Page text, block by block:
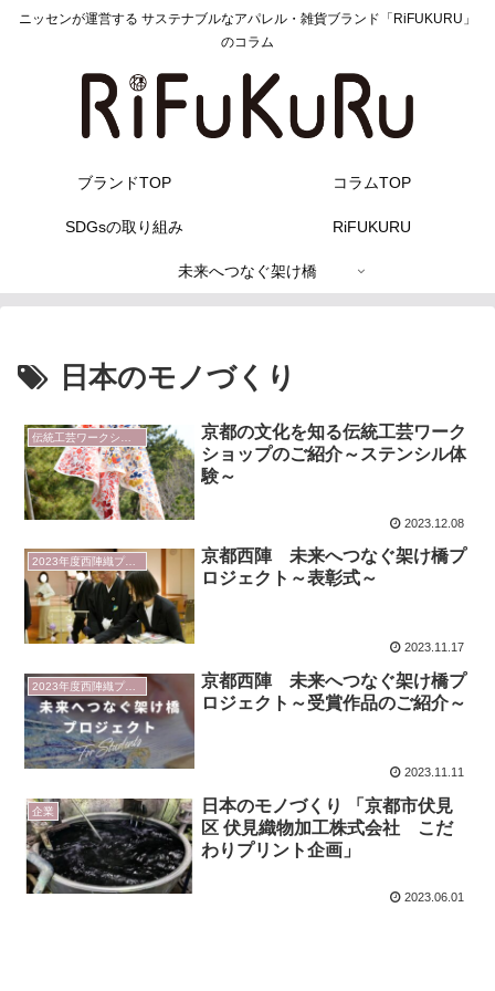
ニッセンが運営する サステナブルなアパレル・雑貨ブランド「RiFUKURU」
のコラム
ブランドTOP コラムTOP
SDGsの取り組み RiFUKURU
未来へつなぐ架け橋
日本のモノづくり
京都の文化を知る伝統工芸ワーク
ショップのご紹介～ステンシル体
験～
2023.12.08
2023年度西陣織プロジェクト
京都西陣 未来へつなぐ架け橋プ
ロジェクト～表彰式～
2023.11.17
京都西陣 未来へつなぐ架け橋プ
ロジェクト～受賞作品のご紹介～
2023.11.11
企業
日本のモノづくり 「京都市伏見
区 伏見織物加工株式会社 こだ
わりプリント企画」
2023.06.01